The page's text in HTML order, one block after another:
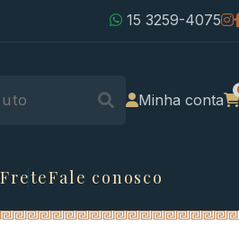
15 3259-4075
Minha conta
Fale conosco